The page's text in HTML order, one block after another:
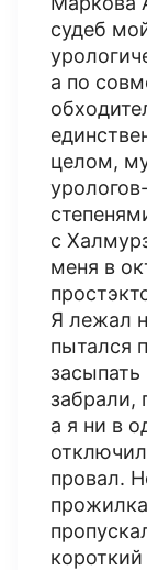
судеб
а по
целом,
с
меня в
Я лежал
пытался
забрали,
а я ни в
провал.